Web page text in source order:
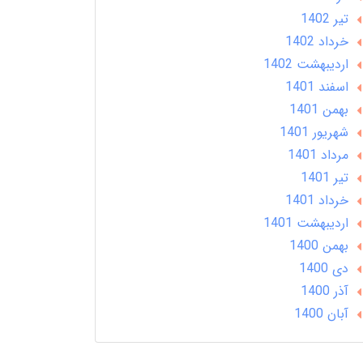
تير 1402
خرداد 1402
ارديبهشت 1402
اسفند 1401
بهمن 1401
شهریور 1401
مرداد 1401
تير 1401
خرداد 1401
ارديبهشت 1401
بهمن 1400
دی 1400
آذر 1400
آبان 1400